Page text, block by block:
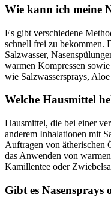
Wie kann ich meine
Es gibt verschiedene
schnell frei zu bekommen.
Salzwasser,
warmen Kompressen
wie Salzwassersprays,
Welche Hausmittel
Hausmittel, die bei einer
anderem Inhalationen mit
Auftragen von ätherischen
das Anwenden von
Kamillentee oder
Gibt es Nasensprays